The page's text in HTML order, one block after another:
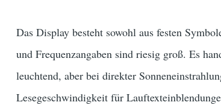
Das Display besteht sowohl aus festen
und Frequenzangaben sind riesig groß. Es
leuchtend, aber bei direkter
Lesegeschwindigkeit für